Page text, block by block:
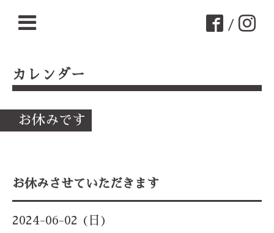
/
カレンダー
お休みです
お休みさせていただきます
2024-06-02 (日)